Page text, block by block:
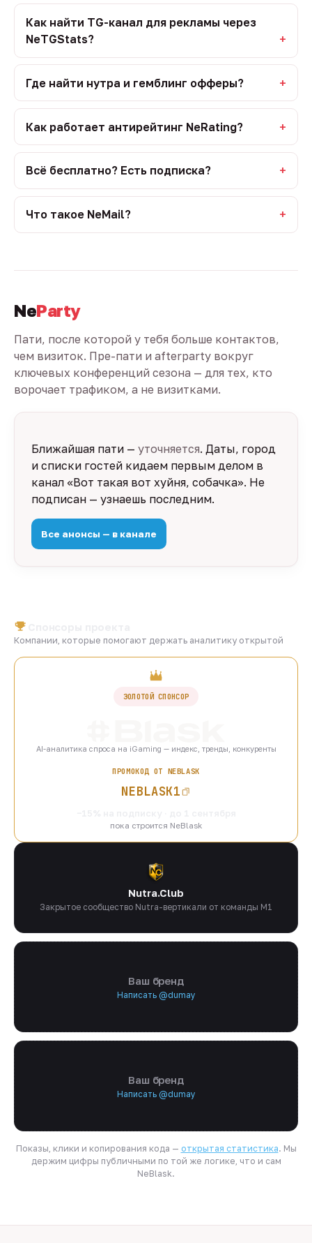
Как найти TG-канал для рекламы через
NeTGStats?
Где найти нутра и гемблинг офферы?
Как работает антирейтинг NeRating?
Всё бесплатно? Есть подписка?
Что такое NeMail?
NeParty
Пати, после которой у тебя больше контактов,
чем визиток. Пре-пати и afterparty вокруг
ключевых конференций сезона — для тех, кто
ворочает трафиком, а не визитками.
Ближайшая пати — уточняется. Даты, город
и списки гостей кидаем первым делом в
канал «Вот такая вот хуйня, собачка». Не
подписан — узнаешь последним.
Все анонсы — в канале
Компании, которые помогают держать аналитику открытой
ЗОЛОТОЙ СПОНСОР
AI-аналитика спроса на iGaming — индекс, тренды, конкуренты
ПРОМОКОД ОТ NEBLASK
NEBLASK1
пока строится NeBlask
Nutra.Club
Закрытое сообщество Nutra-вертикали от команды M1
Ваш бренд
Написать @dumay
Ваш бренд
Написать @dumay
Показы, клики и копирования кода — открытая статистика. Мы
держим цифры публичными по той же логике, что и сам
NeBlask.